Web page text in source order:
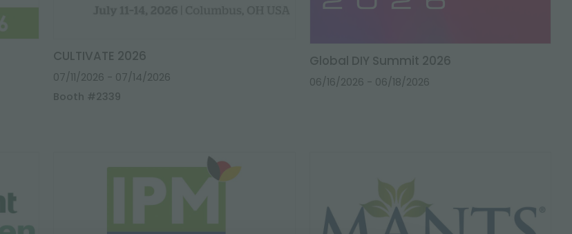
CULTIVATE 2026
07/11/2026 - 07/14/2026
Booth #2339
Global DIY Summit 2026
06/16/2026 - 06/18/2026